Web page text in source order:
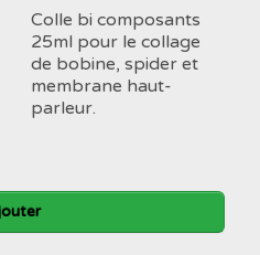
Colle bi composants
25ml pour le collage
de bobine, spider et
membrane haut-
parleur.